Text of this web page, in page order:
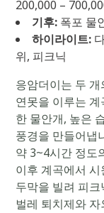
200,000 –
기후: 폭포 물
하이라이트:
위, 피크닉
응암더이는 두
연못을 이루는
한 물안개, 높은
풍경을 만들어냅
약 3~4시간 정도
이후 계곡에서
두막을 빌려 피
벌레 퇴치제와